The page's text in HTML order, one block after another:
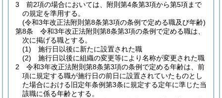
3
前2項の場合においては、附則第4条第3項から第5項まで
の規定を準用する。
(令和3年改正法附則第8条第3項の条例で定める職及び年齢)
第8条
令和3年改正法附則第8条第3項の条例で定める職は、
次に掲げる職とする。
(1)
施行日以後に新たに設置された職
(2)
施行日以後に組織の変更等により名称が変更された職
2
令和3年改正法附則第8条第3項の条例で定める年齢は、前
項に規定する職が施行日の前日に設置されていたものとし
た場合における旧定年条例第3条に規定する定年に準じた当
該職に係る年齢とする。